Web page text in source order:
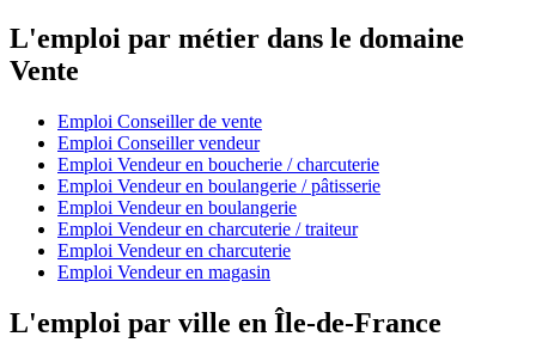
L'emploi par métier dans le domaine
Vente
Emploi Conseiller de vente
Emploi Conseiller vendeur
Emploi Vendeur en boucherie / charcuterie
Emploi Vendeur en boulangerie / pâtisserie
Emploi Vendeur en boulangerie
Emploi Vendeur en charcuterie / traiteur
Emploi Vendeur en charcuterie
Emploi Vendeur en magasin
L'emploi par ville en Île-de-France